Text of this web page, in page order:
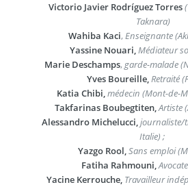
Victorio Javier Rodríguez Torres
Taknara)
Wahiba Kaci, Enseignante
Yassine Nouari,Médiateur
Marie Deschamps, garde-malade
Yves Boureille,Retraité
Katia Chibi,médecin (Mont-de-
Takfarinas Boubegtiten,Artiste
Alessandro Michelucci,journaliste/
Italie) ;
Yazgo Rool,Sans emploi
Fatiha Rahmouni,
Yacine Kerrouche, Travailleur